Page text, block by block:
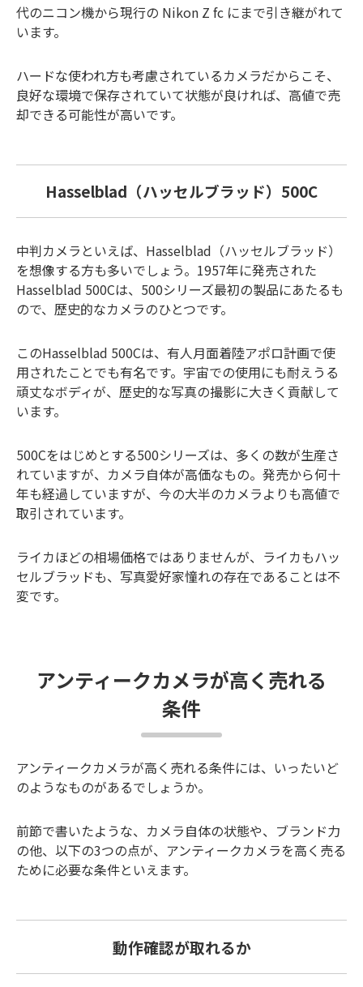
代のニコン機から現行の Nikon Z fc にまで引き継がれて
います。
ハードな使われ方も考慮されているカメラだからこそ、
良好な環境で保存されていて状態が良ければ、高値で売
却できる可能性が高いです。
Hasselblad（ハッセルブラッド）500C
中判カメラといえば、Hasselblad（ハッセルブラッド）
を想像する方も多いでしょう。1957年に発売された
Hasselblad 500Cは、500シリーズ最初の製品にあたるも
ので、歴史的なカメラのひとつです。
このHasselblad 500Cは、有人月面着陸アポロ計画で使
用されたことでも有名です。宇宙での使用にも耐えうる
頑丈なボディが、歴史的な写真の撮影に大きく貢献して
います。
500Cをはじめとする500シリーズは、多くの数が生産さ
れていますが、カメラ自体が高価なもの。発売から何十
年も経過していますが、今の大半のカメラよりも高値で
取引されています。
ライカほどの相場価格ではありませんが、ライカもハッ
セルブラッドも、写真愛好家憧れの存在であることは不
変です。
アンティークカメラが高く売れる
条件
アンティークカメラが高く売れる条件には、いったいど
のようなものがあるでしょうか。
前節で書いたような、カメラ自体の状態や、ブランド力
の他、以下の3つの点が、アンティークカメラを高く売る
ために必要な条件といえます。
動作確認が取れるか